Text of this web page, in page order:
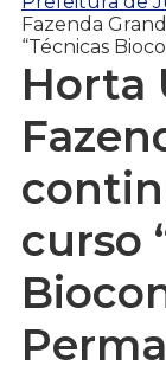
Fazenda
“Técnicas
Horta
curso